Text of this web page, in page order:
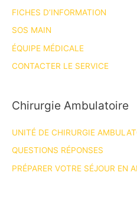
FICHES D’INFORMATION
SOS MAIN
ÉQUIPE MÉDICALE
CONTACTER LE SERVICE
Chirurgie Ambulatoire
UNITÉ DE CHIRURGIE
QUESTIONS RÉPONSES
PRÉPARER VOTRE SÉJOUR EN